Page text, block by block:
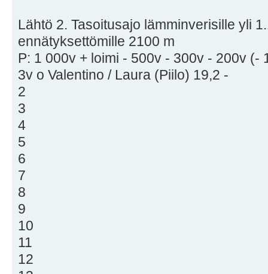
Lähtö 2. Tasoitusajo lämminverisille yli
ennätyksettömille 2100 m
P: 1 000v + loimi - 500v - 300v - 200v (-
3v o Valentino / Laura (Piilo) 19,2 -
2
3
4
5
6
7
8
9
10
11
12